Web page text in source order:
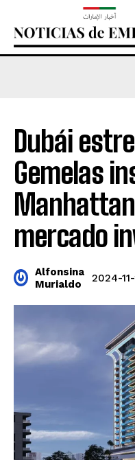
Dubái
Gemelas
mercado
Alfonsina
Murialdo
2024-11-